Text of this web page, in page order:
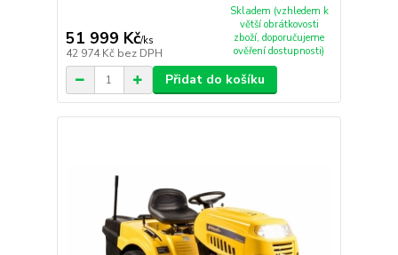
51 999 Kč/ks
42 974 Kč bez DPH
Skladem (vzhledem k
větší obrátkovosti
zboží, doporučujeme
ověření dostupnosti)
Přidat do košíku